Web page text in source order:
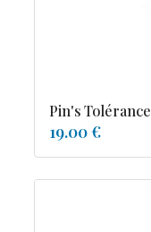
Pin's Tolérance
19.00 €